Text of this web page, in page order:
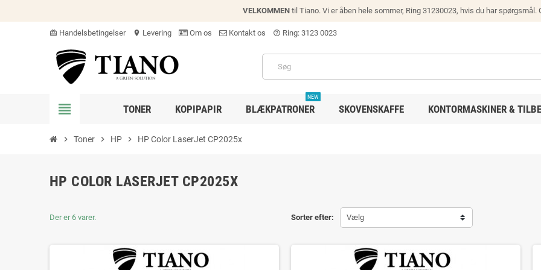
VELKOMMEN til Tiano. Vi er åben hele sommer, Ring 31230023, hvis du har spørgsmål.
card_giftcard Handelsbetingelser location_on Levering Om os Kontakt os help_outline Ring: 3123 0023
view_headline TONER KOPIPAPIR BLÆKPATRONER
NEW
SKOVENSKAFFE KONTORMASKINER &
chevron_right Toner chevron_right HP chevron_right HP Color LaserJet CP2025x
HP COLOR LASERJET CP2025X
Sorter efter: Vælg
Der er 6 varer.